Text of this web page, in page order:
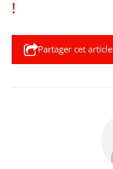
!
Partager cet article